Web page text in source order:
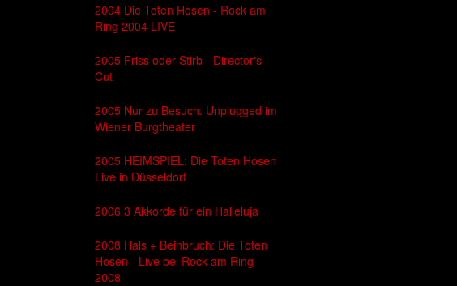
2004 Die Toten Hosen - Rock am
Ring 2004 LIVE
2005 Friss oder Stirb - Director's
Cut
2005 Nur zu Besuch: Unplugged im
Wiener Burgtheater
2005 HEIMSPIEL: Die Toten Hosen
Live in Düsseldorf
2006 3 Akkorde für ein Halleluja
2008 Hals + Beinbruch: Die Toten
Hosen - Live bei Rock am Ring
2008